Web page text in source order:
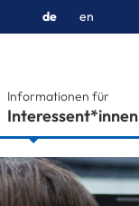
de en
Informationen für
Interessent*innen